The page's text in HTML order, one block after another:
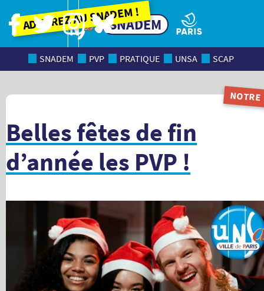
Adhérez au SNADEM !
SNADEM
SNADEM PVP PRATIQUE UNSA SCAP
Belles fêtes de fin
d’année les PVP !
NOTRE